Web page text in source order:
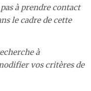
à prendre contact
le cadre de cette
à
vos critères de